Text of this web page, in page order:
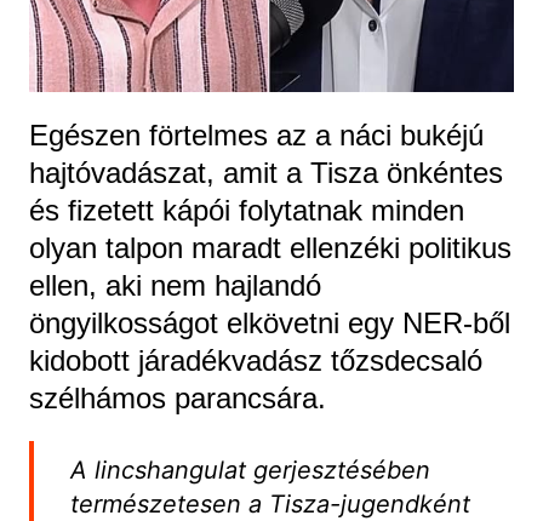
Egészen förtelmes az a náci bukéjú
hajtóvadászat, amit a Tisza önkéntes
és fizetett kápói folytatnak minden
olyan talpon maradt ellenzéki politikus
ellen, aki nem hajlandó
öngyilkosságot elkövetni egy NER-ből
kidobott járadékvadász tőzsdecsaló
szélhámos parancsára.
A lincshangulat gerjesztésében
természetesen a Tisza-jugendként